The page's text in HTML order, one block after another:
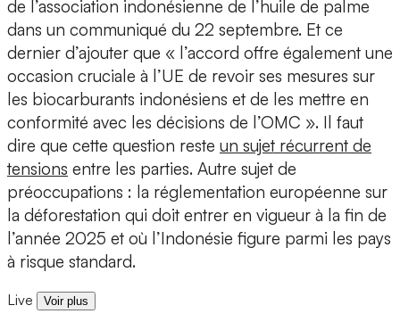
de l’association indonésienne de l’huile de palme
dans un communiqué du 22 septembre. Et ce
dernier d’ajouter que « l’accord offre également une
occasion cruciale à l’UE de revoir ses mesures sur
les biocarburants indonésiens et de les mettre en
conformité avec les décisions de l’OMC ». Il faut
dire que cette question reste un sujet récurrent de
tensions entre les parties. Autre sujet de
préoccupations : la réglementation européenne sur
la déforestation qui doit entrer en vigueur à la fin de
l’année 2025 et où l’Indonésie figure parmi les pays
à risque standard.
Live Voir plus